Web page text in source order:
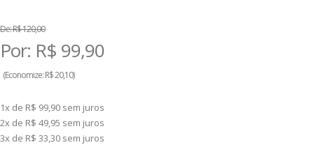
De:R$ 120,00
Por: R$ 99,90
(Economize:R$ 20,10)
1x de R$ 99,90 sem juros
2x de R$ 49,95 sem juros
3x de R$ 33,30 sem juros